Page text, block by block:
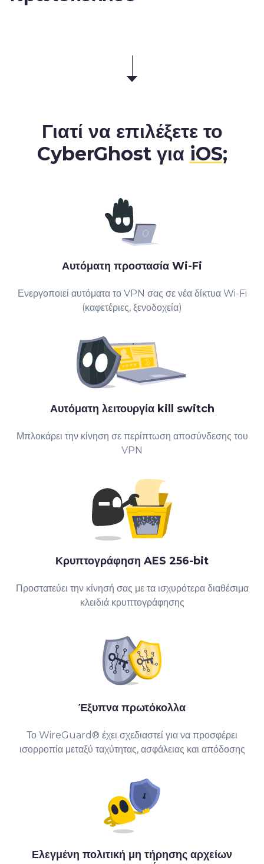
Γιατί να επιλέξετε το
CyberGhost για iOS;
Αυτόματη προστασία Wi-Fi
Ενεργοποιεί αυτόματα το VPN σας σε νέα δίκτυα Wi-Fi
(καφετέριες, ξενοδοχεία)
Αυτόματη λειτουργία kill switch
Μπλοκάρει την κίνηση σε περίπτωση αποσύνδεσης του
VPN
Κρυπτογράφηση AES 256-bit
Προστατεύει την κίνησή σας με τα ισχυρότερα διαθέσιμα
κλειδιά κρυπτογράφησης
Έξυπνα πρωτόκολλα
Το WireGuard® έχει σχεδιαστεί για να προσφέρει
ισορροπία μεταξύ ταχύτητας, ασφάλειας και απόδοσης
Ελεγμένη πολιτική μη τήρησης αρχείων